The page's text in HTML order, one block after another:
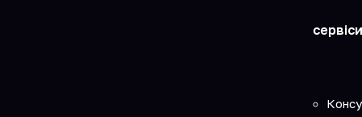
сервіси